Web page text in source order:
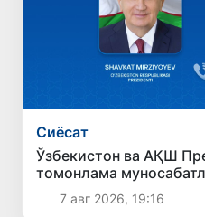
Сиёсат
Ўзбекистон ва АҚШ
томонлама
мустаҳкамлаш
қилдилар
7 авг 2026, 19:16